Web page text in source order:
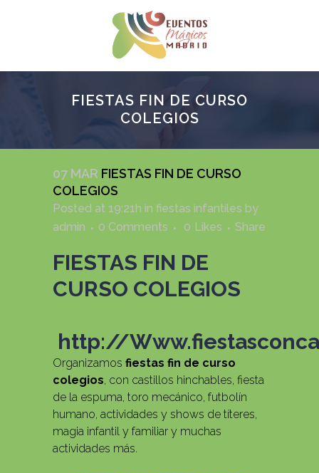
FIESTAS FIN DE CURSO
COLEGIOS
07 MAR FIESTAS FIN DE CURSO
COLEGIOS
Posted at 19:21h in fiestas infantiles by
admin
0 Comments 0 Likes Share
FIESTAS FIN DE
CURSO COLEGIOS
http://
Organizamos fiestas fin de curso
colegios, con castillos hinchables, fiesta
de la espuma, toro mecánico, futbolín
humano, actividades y shows de títeres,
magia infantil y familiar y muchas
actividades más.